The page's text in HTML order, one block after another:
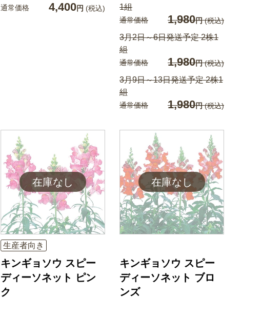
通常価格 4,400円 (税込)
1組
通常価格 1,980円(税込)
3月2日～6日発送予定 2株1
組
通常価格 1,980円(税込)
3月9日～13日発送予定 2株1
組
通常価格 1,980円(税込)
生産者向き
キンギョソウ スピー
ディーソネット ピン
ク
キンギョソウ スピー
ディーソネット ブロ
ンズ